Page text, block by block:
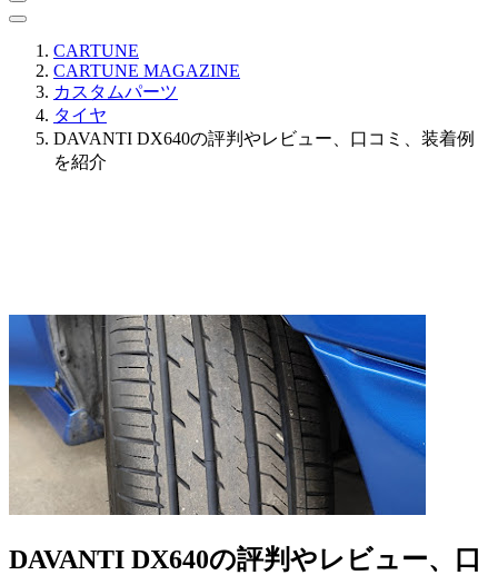
CARTUNE
CARTUNE MAGAZINE
カスタムパーツ
タイヤ
DAVANTI DX640の評判やレビュー、口コミ、装着例
を紹介
DAVANTI DX640の評判やレビュー、口